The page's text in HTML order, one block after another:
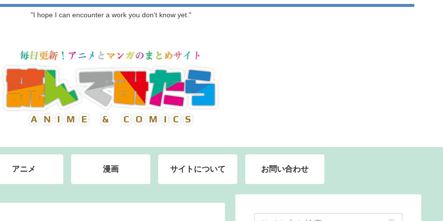
"I hope I can encounter a work you don't know yet."
アニメ 漫画 サイトについて お問い合わせ